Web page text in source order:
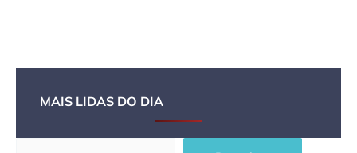
MAIS LIDAS DO DIA